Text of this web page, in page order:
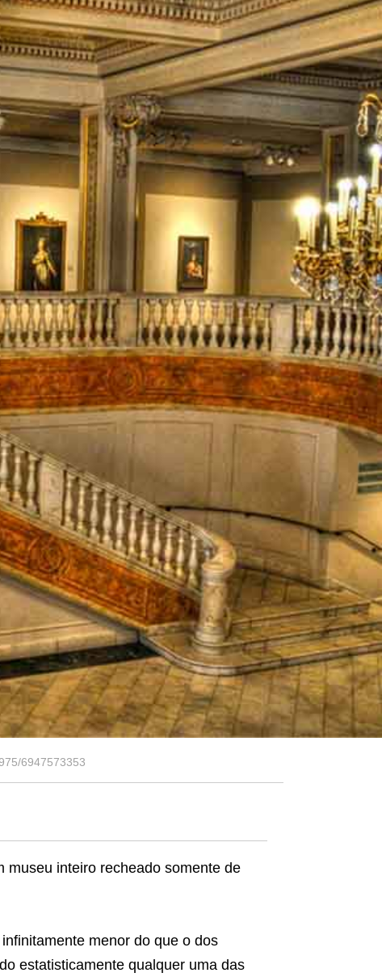
6947573353
museu inteiro recheado somente de
menor do que o dos
estatisticamente qualquer uma das